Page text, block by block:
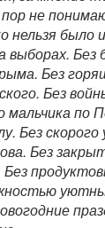
не
нельзя было
выборах. Без
Без
Без
мальчика по
Без скорого
Без